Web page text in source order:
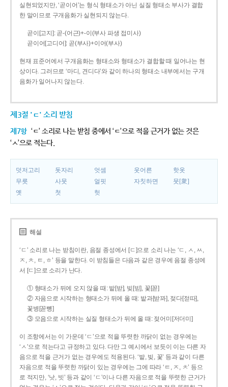
실현되었지만, ‘곧이어’는 형식 형태소가 아닌 실질 형태소 부사가 결합
한 말이므로 구개음화가 실현되지 않는다.
곧이[고지]: 곧-­(어근)+­-이(부사 파생 접미사)
곧이어[고디어]: 곧(부사)+이어(부사)
현재 표준어에서 구개음화는 형태소와 형태소가 결합할 때 일어나는 현
상이다. 그러므로 ‘마디, 견디다’와 같이 하나의 형태소 내부에서는 구개
음화가 일어나지 않는다.
제3절 'ㄷ' 소리 받침
제7항 ‘ㄷ’ 소리로 나는 받침 중에서 ‘ㄷ’으로 적을 근거가 없는 것은
‘ㅅ’으로 적는다.
덧저고리 돗자리 엇셈 웃어른
핫옷
무릇
사뭇 얼핏 자칫하면
뭇[衆]
옛
첫 헛
해설
‘ㄷ’ 소리로 나는 받침이란, 음절 종성에서 [ㄷ]으로 소리 나는 ‘ㄷ, ㅅ, ㅆ,
ㅈ, ㅊ, ㅌ, ㅎ’ 등을 말한다. 이 받침들은 다음과 같은 경우에 음절 종성에
서 [ㄷ]으로 소리가 난다.
① 형태소가 뒤에 오지 않을 때: 밭[받], 빚[빋], 꽃[꼳]
② 자음으로 시작하는 형태소가 뒤에 올 때: 밭과[받꽈], 젖다[젇따],
꽃병[꼳뼝]
③ 모음으로 시작하는 실질 형태소가 뒤에 올 때: 젖어미[저더미]
이 조항에서는 이 가운데 ‘ㄷ’으로 적을 뚜렷한 까닭이 없는 경우에는
‘ㅅ’으로 적는다고 규정하고 있다. 다만 그 예시에서 보듯이 이는 다른 자
음으로 적을 근거가 없는 경우에도 적용된다. ‘밭, 빚, 꽃’ 등과 같이 다른
자음으로 적을 뚜렷한 까닭이 있는 경우에는 그에 따라 ‘ㅌ, ㅈ, ㅊ’ 등으
로 적지만, ‘낫, 빗’ 등과 같이 ‘ㄷ’이나 다른 자음으로 적을 뚜렷한 근거가